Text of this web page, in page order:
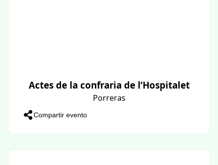
Actes de la confraria de l’Hospitalet
Porreras
Compartir evento